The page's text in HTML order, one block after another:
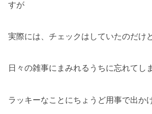
すが
実際には、チェックはしていたのだけ
日々の雑事にまみれるうちに忘れてし
ラッキーなことにちょうど用事で出か